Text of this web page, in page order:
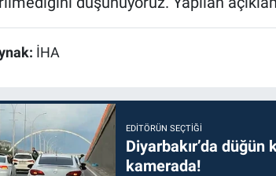
İHA
EDITÖRÜN SEÇTIĞI
Diyarbakır’da
kamerada!